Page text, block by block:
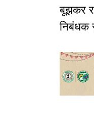
बूझकर
निबंधक